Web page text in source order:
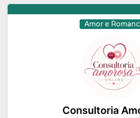
Amor e
Consultoria